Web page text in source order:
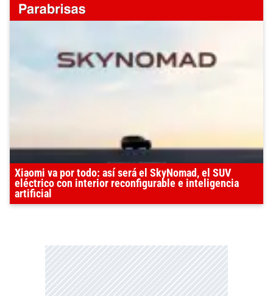
Xiaomi va por todo: así será el SkyNomad, el SUV
eléctrico con interior reconfigurable e inteligencia
artificial